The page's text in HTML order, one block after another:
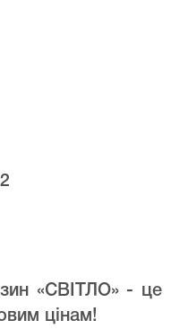
«СВІТЛО» - це
цінам!